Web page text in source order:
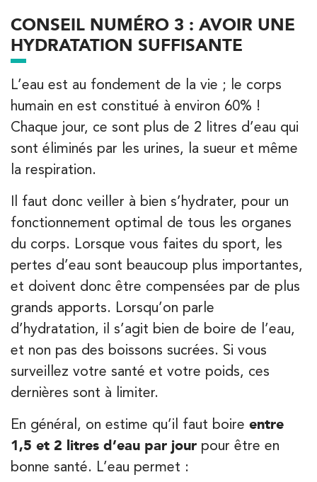
CONSEIL NUMÉRO 3 : AVOIR UNE
HYDRATATION SUFFISANTE
L’eau est au fondement de la vie ; le corps
humain en est constitué à environ 60% !
Chaque jour, ce sont plus de 2 litres d’eau qui
sont éliminés par les urines, la sueur et même
la respiration.
Il faut donc veiller à bien s’hydrater, pour un
fonctionnement optimal de tous les organes
du corps. Lorsque vous faites du sport, les
pertes d’eau sont beaucoup plus importantes,
et doivent donc être compensées par de plus
grands apports. Lorsqu’on parle
d’hydratation, il s’agit bien de boire de l’eau,
et non pas des boissons sucrées. Si vous
surveillez votre santé et votre poids, ces
dernières sont à limiter.
En général, on estime qu’il faut boire entre
1,5 et 2 litres d’eau par jour pour être en
bonne santé. L’eau permet :
IK Boulogne – 92
3 Av. André Morizet 92100 Boulogne-
Billancourt
3 Av. André Morizet 92100 Boulogne-Billancourt
01 48 25 34 79
PRENEZ RDV SUR
Kinésithérapie
IK Paris 17 – Villiers
68 Av. de Villiers 75017 Paris
68 Av. de Villiers 75017 Paris
01 44 90 90 40
PRENEZ RDV SUR
Kinésithérapie Balnéothérapie
IK Paris 8 – Saint Lazare
Kinésithérapie